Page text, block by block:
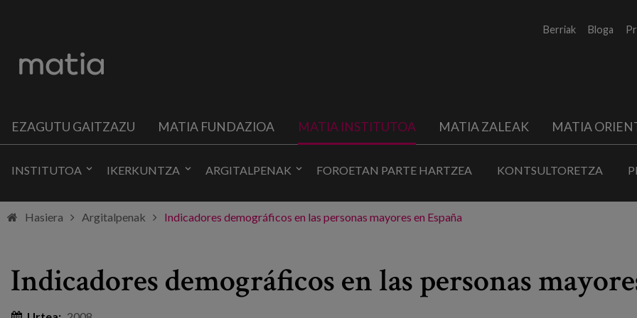
Berriak Bloga
EZAGUTU GAITZAZU MATIA FUNDAZIOA MATIA INSTITUTOA MATIA ZALEAK MATIA
INSTITUTOA IKERKUNTZA ARGITALPENAK FOROETAN PARTE HARTZEA KONTSULTORETZA
Hasiera Argitalpenak Indicadores demográficos en las personas mayores en España
Indicadores demográficos en las personas